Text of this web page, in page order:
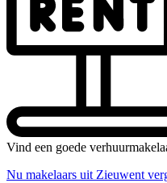
Vind een goede
Nu makelaars uit Zieuwent